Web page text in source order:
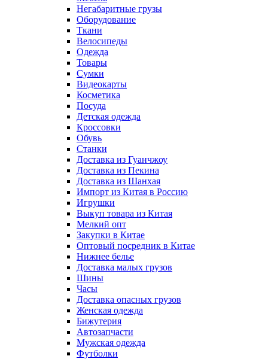
Негабаритные грузы
Оборудование
Ткани
Велосипеды
Одежда
Товары
Сумки
Видеокарты
Косметика
Посуда
Детская одежда
Кроссовки
Обувь
Станки
Доставка из Гуанчжоу
Доставка из Пекина
Доставка из Шанхая
Импорт из Китая в Россию
Игрушки
Выкуп товара из Китая
Мелкий опт
Закупки в Китае
Оптовый посредник в Китае
Нижнее белье
Доставка малых грузов
Шины
Часы
Доставка опасных грузов
Женская одежда
Бижутерия
Автозапчасти
Мужская одежда
Футболки